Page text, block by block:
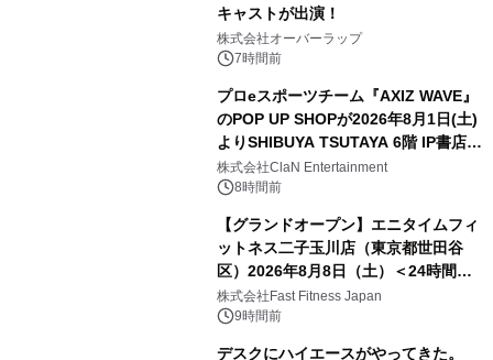
キャストが出演！
株式会社オーバーラップ
7時間前
プロeスポーツチーム『AXIZ WAVE』
のPOP UP SHOPが2026年8月1日(土)
よりSHIBUYA TSUTAYA 6階 IP書店で
開催決定！！
株式会社ClaN Entertainment
8時間前
【グランドオープン】エニタイムフィ
ットネス二子玉川店（東京都世田谷
区）2026年8月8日（土）＜24時間年
中無休のフィットネスジム＞
株式会社Fast Fitness Japan
9時間前
デスクにハイエースがやってきた。